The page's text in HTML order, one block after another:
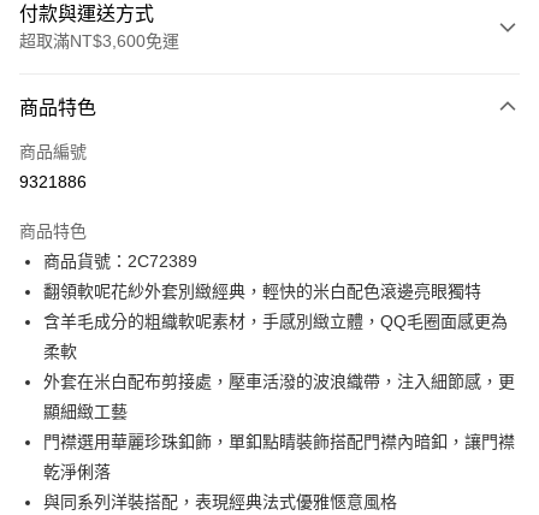
付款與運送方式
超取滿NT$3,600免運
信用卡一次付款
信用卡分期付款
合作金庫商業銀行
華南商業銀行
上海商業儲蓄銀行
台北富邦商業銀行
國泰世華商業銀行
兆豐國際商業銀行
臺灣中小企業銀行
匯豐（台灣）商業銀行
華泰商業銀行
聯邦商業銀行
遠東國際商業銀行
元大商業銀行
玉山商業銀行
星展（台灣）商業銀行
台新國際商業銀行
台灣樂天信用卡公司
LINE Pay
Apple Pay
街口支付
AFTEE先享後付
相關說明
【關於「AFTEE先享後付」】
AFTEE先享後付是「在收到商品之後才付款」的支付方式。 讓您購物簡單
便利好安心！
１．簡單：不需註冊會員、不需綁卡、不需儲值。
商品特色
商品編號
9321886
商品特色
商品貨號：2C72389
翻領軟呢花紗外套別緻經典，輕快的米白配色滾邊亮眼獨特
含羊毛成分的粗織軟呢素材，手感別緻立體，QQ毛圈面感更為
柔軟
外套在米白配布剪接處，壓車活潑的波浪織帶，注入細節感，更
顯細緻工藝
門襟選用華麗珍珠釦飾，單釦點睛裝飾搭配門襟內暗釦，讓門襟
乾淨俐落
與同系列洋裝搭配，表現經典法式優雅愜意風格